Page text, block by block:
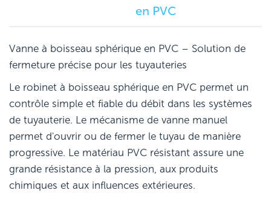
en PVC
Vanne à boisseau sphérique en PVC – Solution de
fermeture précise pour les tuyauteries
Le robinet à boisseau sphérique en PVC permet un
contrôle simple et fiable du débit dans les systèmes
de tuyauterie. Le mécanisme de vanne manuel
permet d'ouvrir ou de fermer le tuyau de manière
progressive. Le matériau PVC résistant assure une
grande résistance à la pression, aux produits
chimiques et aux influences extérieures.